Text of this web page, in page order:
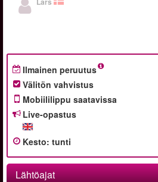
Ilmainen peruutus
Välitön vahvistus
Mobiililippu saatavissa
Live-opastus
Kesto: tunti
Lähtöajat